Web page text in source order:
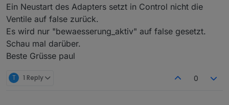
Ein Neustart des Adapters setzt in Control nicht die
Ventile auf false zurück.
Es wird nur "bewaesserung_aktiv" auf false gesetzt.
Schau mal darüber.
Beste Grüsse paul
T 1 Reply 0